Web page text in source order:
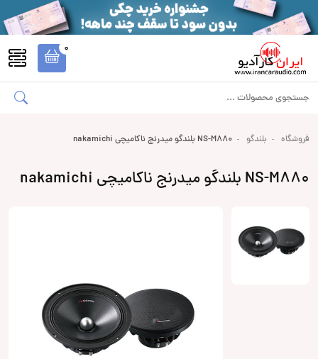
0
فروشگاه بلندگو NS-M880 بلندگو میدرنج ناکامیچی nakamichi
NS-M880 بلندگو میدرنج ناکامیچی nakamichi